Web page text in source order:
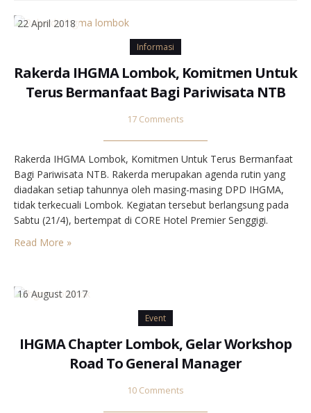
22 April 2018
Informasi
Rakerda IHGMA Lombok, Komitmen Untuk
Terus Bermanfaat Bagi Pariwisata NTB
17 Comments
Rakerda IHGMA Lombok, Komitmen Untuk Terus Bermanfaat
Bagi Pariwisata NTB. Rakerda merupakan agenda rutin yang
diadakan setiap tahunnya oleh masing-masing DPD IHGMA,
tidak terkecuali Lombok. Kegiatan tersebut berlangsung pada
Sabtu (21/4), bertempat di CORE Hotel Premier Senggigi.
Diselenggarakannya rakerda ini dalam rangka menyambut
Read More »
16 August 2017
Event
IHGMA Chapter Lombok, Gelar Workshop
Road To General Manager
10 Comments